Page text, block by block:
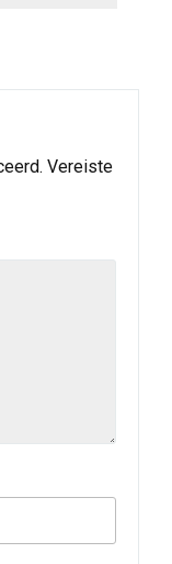
Vereiste